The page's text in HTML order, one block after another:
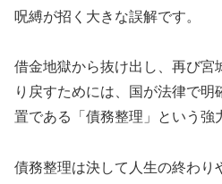
呪縛が招く大きな誤解です。
借金地獄から抜け出し、再び宮
り戻すためには、国が法律で
置である「債務整理」という強
債務整理は決して人生の終わり